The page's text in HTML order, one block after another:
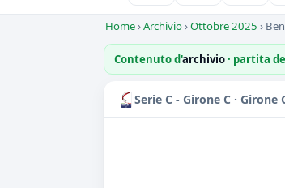
Home›Archivio›Ottobre 2025 ›
Contenuto d'archivio· partita
Serie C - Girone C · Girone